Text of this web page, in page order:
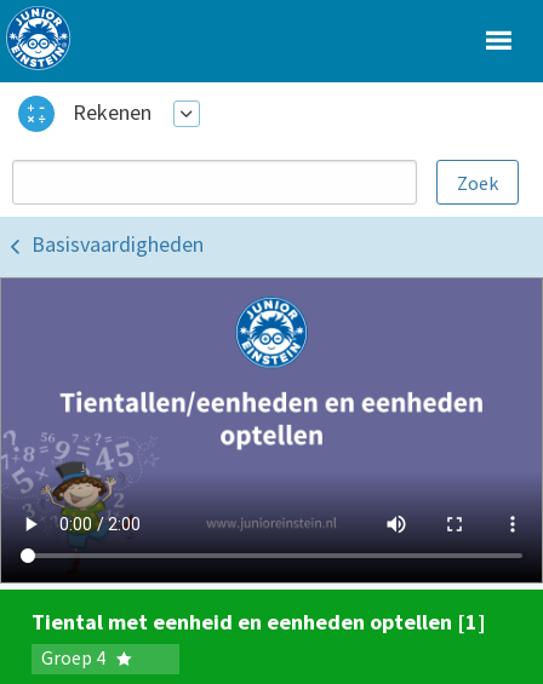
Rekenen
Basisvaardigheden
Tiental met eenheid en eenheden optellen [1]
Groep 4